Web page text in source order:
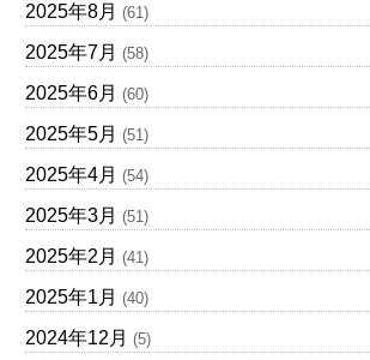
2025年8月 (61)
2025年7月 (58)
2025年6月 (60)
2025年5月 (51)
2025年4月 (54)
2025年3月 (51)
2025年2月 (41)
2025年1月 (40)
2024年12月 (5)